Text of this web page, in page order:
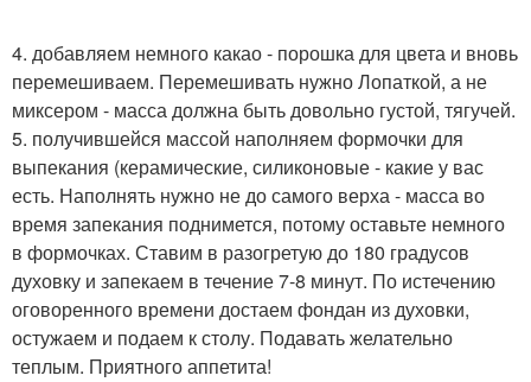
4. добавляем немного какао - порошка для цвета и вновь
перемешиваем. Перемешивать нужно Лопаткой, а не
миксером - масса должна быть довольно густой, тягучей.
5. получившейся массой наполняем формочки для
выпекания (керамические, силиконовые - какие у вас
есть. Наполнять нужно не до самого верха - масса во
время запекания поднимется, потому оставьте немного
в формочках. Ставим в разогретую до 180 градусов
духовку и запекаем в течение 7-8 минут. По истечению
оговоренного времени достаем фондан из духовки,
остужаем и подаем к столу. Подавать желательно
теплым. Приятного аппетита!